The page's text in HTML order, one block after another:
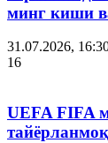
минг киши
31.07.2026,
16
UEFA FIFA